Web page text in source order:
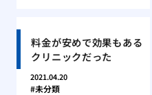
料金が安めで効果もある
クリニックだった
2021.04.20
未分類